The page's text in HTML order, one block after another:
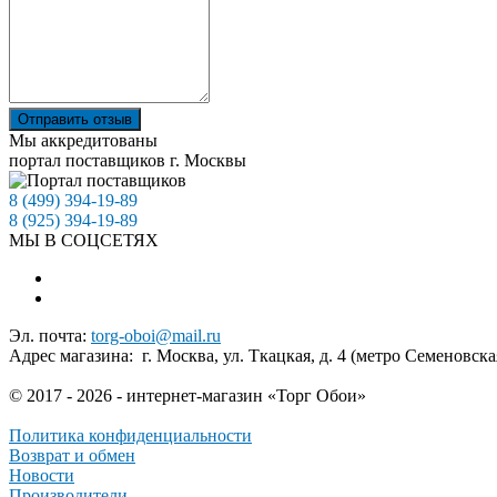
Отправить отзыв
Мы аккредитованы
портал поставщиков г. Москвы
8 (499) 394-19-89
8 (925) 394-19-89
МЫ В СОЦСЕТЯХ
Эл. почта: torg-oboi@mail.ru
Адрес магазина: г. Москва, ул. Ткацкая, д. 4 (метро
© 2017 - 2026 - интернет-магазин «Торг Обои»
Политика конфиденциальности
Возврат и обмен
Новости